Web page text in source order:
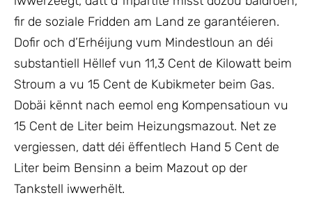
fir de soziale Fridden am Land ze garantéieren.
Dofir och d’Erhéijung vum Mindestloun an déi
substantiell Hëllef vun 11,3 Cent de Kilowatt beim
Stroum a vu 15 Cent de Kubikmeter beim Gas.
Dobäi kënnt nach eemol eng Kompensatioun vu
15 Cent de Liter beim Heizungsmazout. Net ze
vergiessen, datt déi ëffentlech Hand 5 Cent de
Liter beim Bensinn a beim Mazout op der
Tankstell iwwerhëlt.